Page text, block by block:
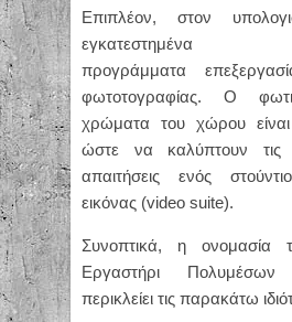
Επιπλέον, στον
εγκατεστημένα
προγράμματα
φωτοτογραφίας. Ο
χρώματα του χώρου είναι
ώστε να καλύπτουν τις
απαιτήσεις ενός
εικόνας (video suite).
Συνοπτικά, η
Εργαστήρι
περικλείει τις παρακάτω